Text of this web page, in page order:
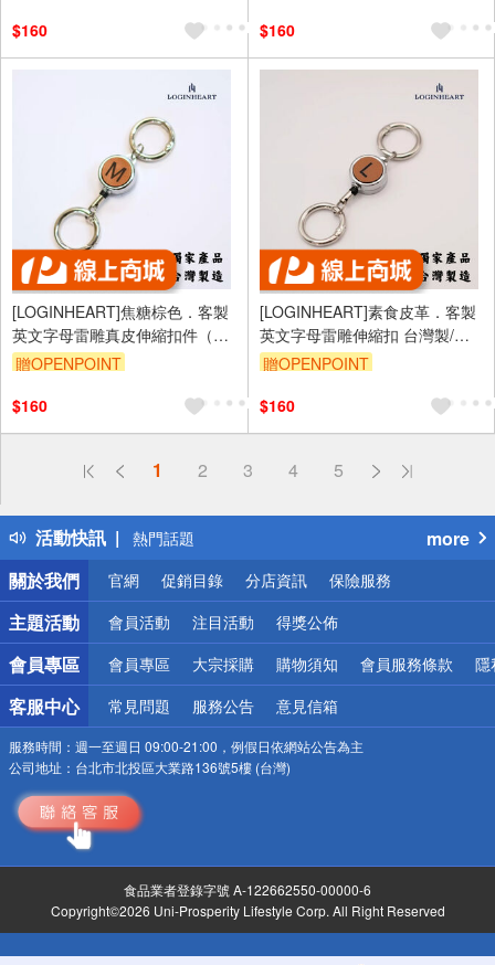
$160
$160
[LOGINHEART]焦糖棕色．客製
英文字母雷雕真皮伸縮扣件（A-
Z擇一）台灣製/雷射雕刻/證件伸
贈OPENPOINT
$160
[LOGINHEART]素食皮革．客製
英文字母雷雕伸縮扣 台灣製/雷
射雕刻/證件伸縮/鑰匙圈 焦糖棕
贈OPENPOINT
$160
1 2 3 4 5
活動快訊
偏遠地區配送
得獎公告
熱門話題
銀行優惠
偏遠地區配送
詐騙網頁！請小心！
more
關於我們
官網 促銷目錄 分店資訊 保險服務
主題活動 會員活動 注目活動 得獎公佈
會員專區 會員專區 大宗採購 購物須知 會員服務條款 隱
客服中心 常見問題 服務公告 意見信箱
服務時間： 週一至週日 09:00-21:00，例假日依網站公告為主
公司地址： 台北市北投區大業路136號5樓 (台灣)
食品業者登錄字號 A-122662550-00000-6
Copyright©2026 Uni-Prosperity Lifestyle Corp. All Right Reserved